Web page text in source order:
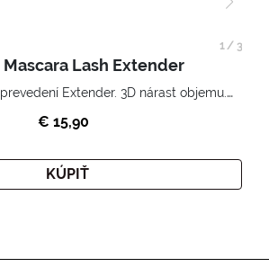
Mascara Lash Extender
Riasenka Pupa v prevedení Extender. 3D nárast objemu. Nekonečne zhutnené a nadvihnuté riasy.
€ 15,90
KÚPIŤ
1/ 3